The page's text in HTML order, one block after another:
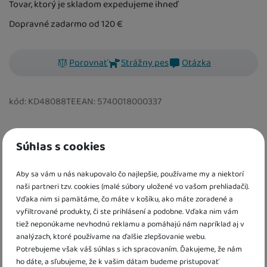
Súhlas s cookies
Aby sa vám u nás nakupovalo čo najlepšie, používame my a niektorí
naši partneri tzv. cookies (malé súbory uložené vo vašom prehliadači).
Vďaka nim si pamätáme, čo máte v košíku, ako máte zoradené a
vyfiltrované produkty, či ste prihlásení a podobne. Vďaka nim vám
tiež neponúkame nevhodnú reklamu a pomáhajú nám napríklad aj v
analýzach, ktoré používame na ďalšie zlepšovanie webu.
Potrebujeme však váš súhlas s ich spracovaním. Ďakujeme, že nám
ho dáte, a sľubujeme, že k vašim dátam budeme pristupovať
kód: KD48088TEEAN: 5740018000337
Tatu Podbradník dlhý PEtú Petú
Tovar, ktorý je skladom expedujeme ihneď
Dopravné zadarmo od 120€
Porovnať Strážny pes Otázka
Informácie o produkte
Dlhý podbradník praktický a pohodlný podbradník
vyrobený z vode odolného materiálu má špeciálne
vrecko, ktoré zachytí zvyšky padajúceho jedla možno
ľahko utrieť, alebo vyprať v práčke